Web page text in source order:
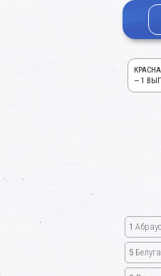
— 1
1
5 Белуга